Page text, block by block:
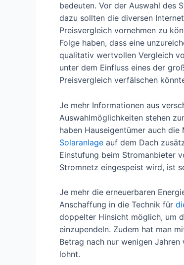
bedeuten. Vor der Auswahl des
dazu sollten die diversen
Preisvergleich vornehmen zu
Folge haben, dass eine
qualitativ wertvollen Vergleich
unter dem Einfluss eines der
Preisvergleich verfälschen
Je mehr Informationen aus
Auswahlmöglichkeiten stehen
haben Hauseigentümer auch
Solaranlage auf dem Dach
Einstufung beim Stromanbieter
Stromnetz eingespeist wird, ist
Je mehr die erneuerbaren
Anschaffung in die Technik für
doppelter Hinsicht möglich, um
einzupendeln. Zudem hat man
Betrag nach nur wenigen
lohnt.